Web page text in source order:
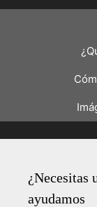
¿Necesitas
ayudamos